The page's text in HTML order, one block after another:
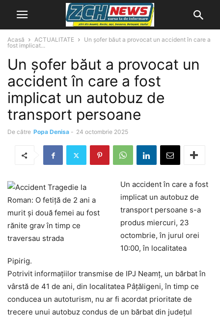
Acasă ACTUALITATE
Un șofer băut a provocat un accident în care a
fost implicat...
Un șofer băut a provocat un
accident în care a fost
implicat un autobuz de
transport persoane
De către Popa Denisa - 24 octombrie 2025
Un accident în care a fost
implicat un autobuz de
transport persoane s-a
produs miercuri, 23
octombrie, în jurul orei
10:00, în localitatea
Pipirig.
Potrivit informațiilor transmise de IPJ Neamț, un bărbat în
vârstă de 41 de ani, din localitatea Pâțăligeni, în timp ce
conducea un autoturism, nu ar fi acordat prioritate de
trecere unui autobuz condus de un bărbat din județul